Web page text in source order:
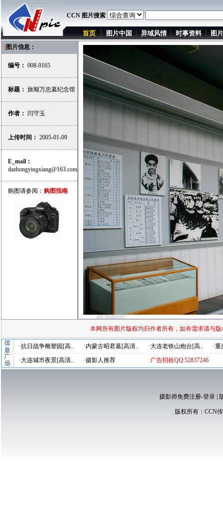
CCN 图片搜索
首页 图片中国 异域风情 时事资料 图
图片信息：
编号： 008-9165
标题： 旅顺万忠墓纪念馆
作者： 闫守玉
上传时间： 2005-01-09
E_mail：
dazhongyingxiang@163.com
购图请参阅： 购图指南
本网所有图片版权均归作者所有，如有需求请与
·抗日战争雕塑园[高.. ·内蒙古昭君墓[高清.. ·大连老铁山炮台[高..
·
·大连城市夜景[高清..
·摄影人推荐 ·广告招租QQ:52837246
摄影师免费注册-登录|
版权所有： CCN